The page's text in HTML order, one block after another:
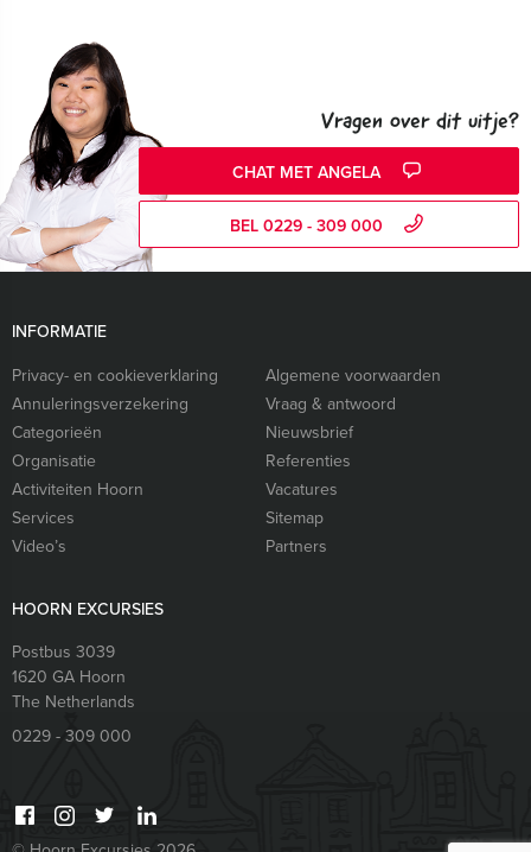
Vragen over dit uitje?
CHAT MET ANGELA
BEL 0229 - 309 000
INFORMATIE
Privacy- en cookieverklaring
Algemene voorwaarden
Annuleringsverzekering
Vraag & antwoord
Categorieën
Nieuwsbrief
Organisatie
Referenties
Activiteiten Hoorn
Vacatures
Services
Sitemap
Video’s
Partners
HOORN EXCURSIES
Postbus 3039
1620 GA Hoorn
The Netherlands
0229 - 309 000